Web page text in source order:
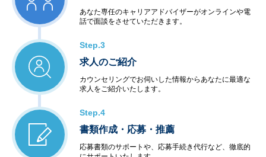
あなた専任のキャリアアドバイザーがオンラインや電
話で面談をさせていただきます。
Step.3
求人のご紹介
カウンセリングでお伺いした情報からあなたに最適な
求人をご紹介いたします。
Step.4
書類作成・応募・推薦
応募書類のサポートや、応募手続き代行など、徹底的